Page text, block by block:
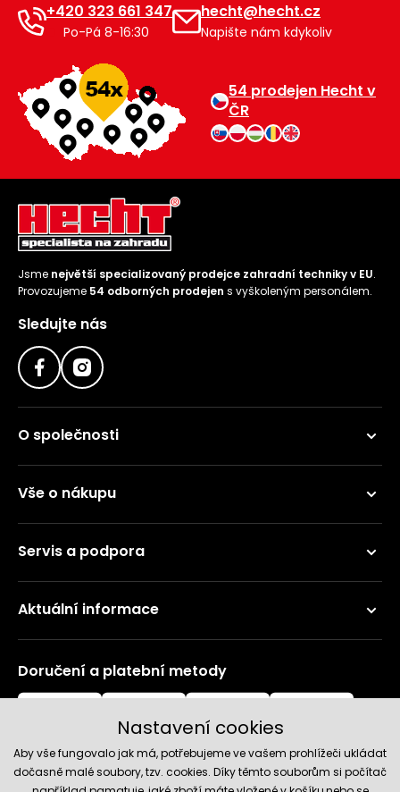
+420 323 661 347
Po-Pá 8-16:30
hecht@hecht.cz
Napište nám kdykoliv
54 prodejen Hecht v
ČR
Jsme největší specializovaný prodejce zahradní techniky v EU.
Provozujeme 54 odborných prodejen s vyškoleným personálem.
Sledujte nás
O společnosti
Vše o nákupu
Servis a podpora
Aktuální informace
Doručení a platební metody
Nastavení cookies
Aby vše fungovalo jak má, potřebujeme ve vašem prohlížeči ukládat
dočasně malé soubory, tzv. cookies. Díky těmto souborům si počítač